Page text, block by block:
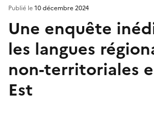
Une enquête
les langues
non-territoriales
Est
Publié le10 décembre 2024